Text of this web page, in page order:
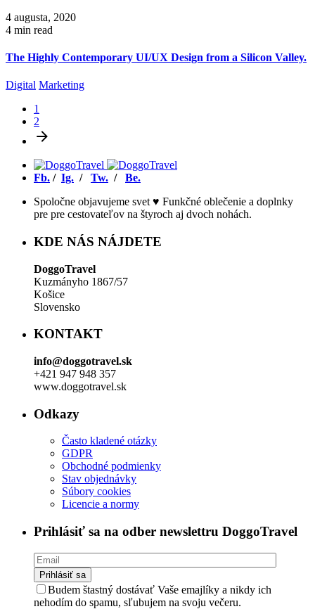
4 augusta, 2020
4 min read
The Highly Contemporary UI/UX Design from a Silicon Valley.
Digital Marketing
1
2
Fb. / Ig. / Tw. / Be.
Spoločne objavujeme svet ♥ Funkčné oblečenie a doplnky
pre pre cestovateľov na štyroch aj dvoch nohách.
KDE NÁS NÁJDETE
DoggoTravel
Kuzmányho 1867/57
Košice
Slovensko
KONTAKT
info@doggotravel.sk
+421 947 948 357
www.doggotravel.sk
Odkazy
Často kladené otázky
GDPR
Obchodné podmienky
Stav objednávky
Súbory cookies
Licencie a normy
Prihlásiť sa na odber newslettru DoggoTravel
Prihlásiť sa
Budem štastný dostávať Vaše emajlíky a nikdy ich
nehodím do spamu, sľubujem na svoju večeru.